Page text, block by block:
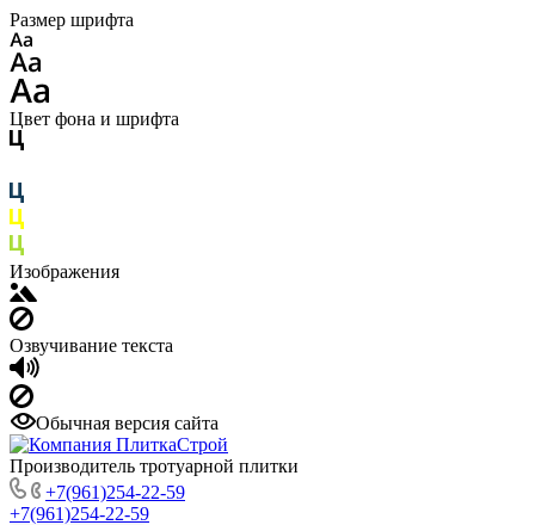
Размер шрифта
Цвет фона и шрифта
Изображения
Озвучивание текста
Обычная версия сайта
Производитель тротуарной плитки
+7(961)254-22-59
+7(961)254-22-59